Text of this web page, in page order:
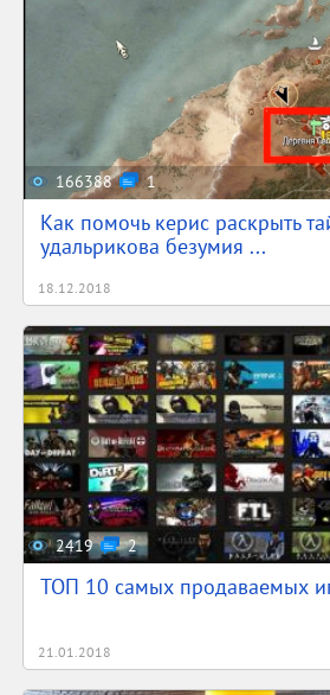
166388 1
Как помочь керис раскрыть
удальрикова безумия ...
18.12.2018
2419 2
ТОП 10 самых продаваемых
21.01.2018